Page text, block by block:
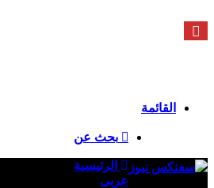
القائمة
بحث عن
الرئيسية
عربى